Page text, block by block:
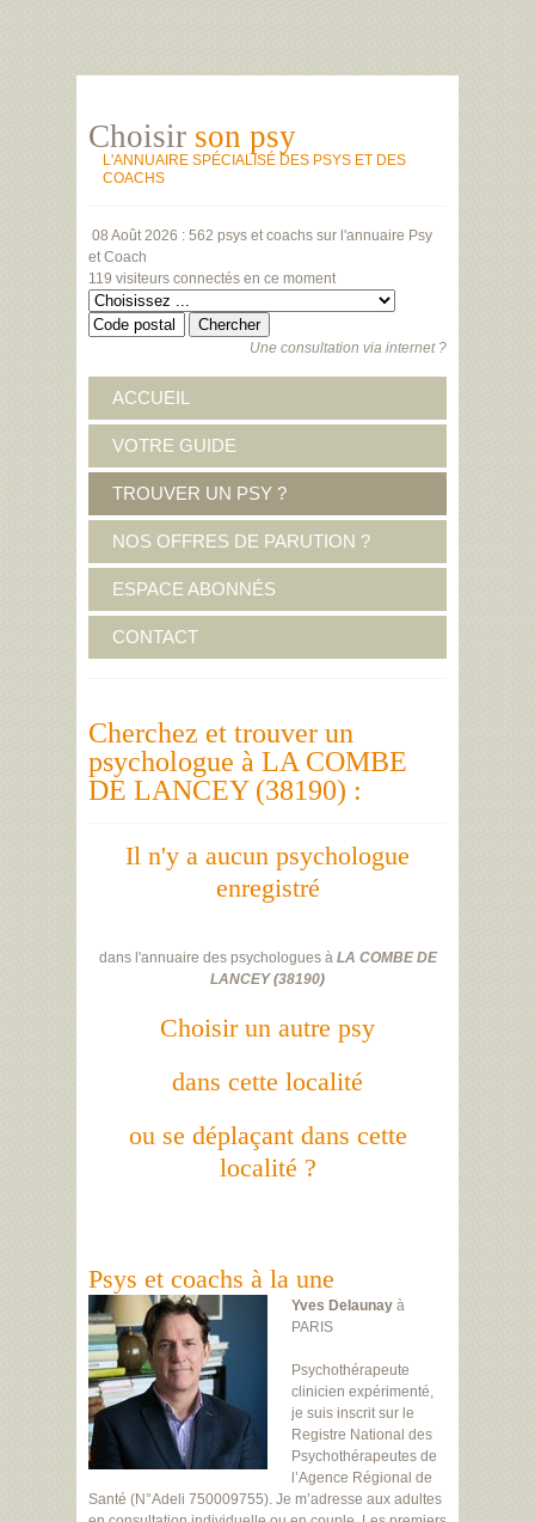
Choisir son psy
L'ANNUAIRE SPÉCIALISÉ DES PSYS ET DES
COACHS
08 Août 2026 : 562 psys et coachs sur l'annuaire Psy
et Coach
119 visiteurs connectés en ce moment
Une consultation via internet ?
ACCUEIL
VOTRE GUIDE
TROUVER UN PSY ?
NOS OFFRES DE PARUTION ?
ESPACE ABONNÉS
CONTACT
Cherchez et trouver un
psychologue à LA COMBE
DE LANCEY (38190) :
Il n'y a aucun psychologue
enregistré
dans l'annuaire des psychologues à LA COMBE DE
LANCEY(38190)
Choisir un autre psy
dans cette localité
ou se déplaçant dans cette
localité ?
Psys et coachs à la une
Yves Delaunay à
PARIS
Psychothérapeute
clinicien expérimenté,
je suis inscrit sur le
Registre National des
Psychothérapeutes de
l’Agence Régional de
Santé (N°Adeli 750009755). Je m’adresse aux adultes